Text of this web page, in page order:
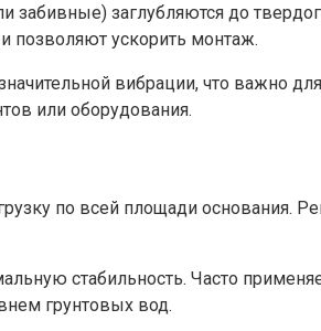
заглубляются до
позволяют ускорить монтаж.
вибрации, что важно
или оборудования.
по всей площади основания.
стабильность. Часто
грунтовых вод.